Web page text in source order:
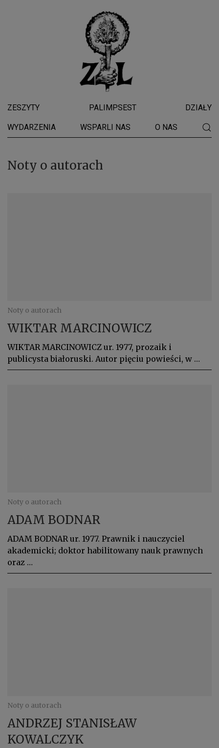
ZESZYTY PALIMPSEST DZIAŁY
WYDARZENIA WSPARLI NAS O NAS
Noty o autorach
Noty o autorach
WIKTAR MARCINOWICZ
WIKTAR MARCINOWICZ ur. 1977, prozaik i
publicysta białoruski. Autor pięciu powieści, w …
Noty o autorach
ADAM BODNAR
ADAM BODNAR ur. 1977. Prawnik i nauczyciel
akademicki; doktor habilitowany nauk prawnych
oraz …
Noty o autorach
ANDRZEJ STANISŁAW
KOWALCZYK